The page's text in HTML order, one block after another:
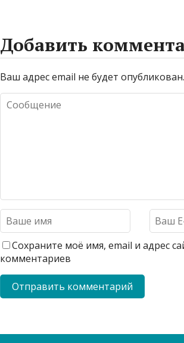
Добавить
Ваш адрес email не будет опубликован.
Сохраните моё имя, email и адрес
комментариев